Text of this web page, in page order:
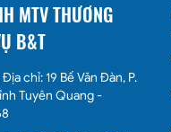
MTV THƯƠNG
B&T
chỉ: 19 Bế Văn Đàn, P.
Tuyên Quang -